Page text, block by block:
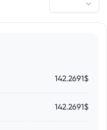
142.2691$
142.2691$